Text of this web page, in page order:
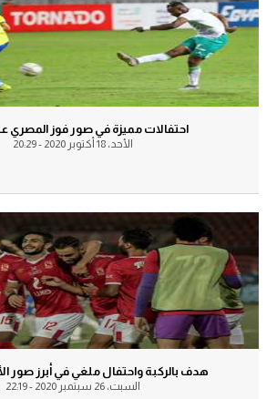
الدوري الفرنسي
الدوري السعودي للمحترفين
دوري أبطال أوروبا
دوري أبطال إفريقيا
الكرة المصرية
الدوري المصري
الكرة الأوروبية
الكرة الإفريقية
احتفالات مميزة في صور فوز المصري
الأحد، 18 أكتوبر 2020 - 20:29
هدف بالركبة واحتفال ملغي في أبرز صور
السبت، 26 سبتمبر 2020 - 22:19